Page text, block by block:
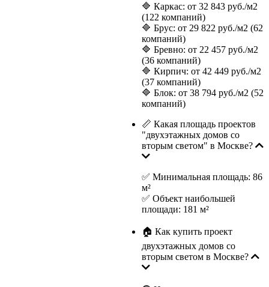
🔷 Каркас: от 32 843 руб./м2
(122 компаний)
🔷 Брус: от 29 822 руб./м2 (62
компаний)
🔷 Бревно: от 22 457 руб./м2
(36 компаний)
🔷 Кирпич: от 42 449 руб./м2
(37 компаний)
🔷 Блок: от 38 794 руб./м2 (52
компаний)
📏 Какая площадь проектов
"двухэтажных домов со
вторым светом" в Москве?
✅ Минимальная площадь: 86
м²
✅ Объект наибольшей
площади: 181 м²
🏠 Как купить проект
двухэтажных домов со
вторым светом в Москве?